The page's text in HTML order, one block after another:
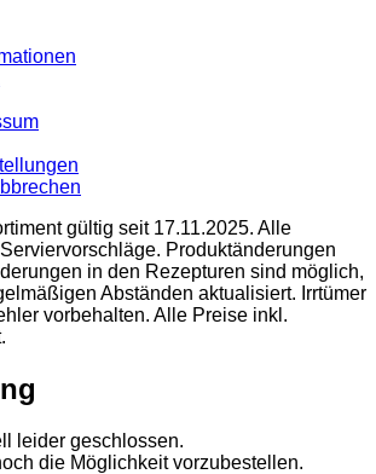
gültig seit 17.11.2025. Alle
Produktänderungen
in den Rezepturen sind möglich,
Abständen aktualisiert. Irrtümer
vorbehalten. Alle Preise inkl.
leider geschlossen.
die Möglichkeit vorzubestellen.